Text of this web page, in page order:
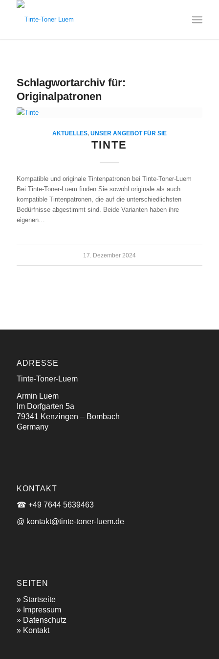
Schlagwortarchiv für:
Originalpatronen
AKTUELLES, UNSER ANGEBOT FÜR SIE
TINTE
Kompatible und originale Tintenpatronen bei Tinte-Toner-Luem
Bei Tinte-Toner-Luem finden Sie sowohl originale als auch
kompatible Tintenpatronen, die auf die unterschiedlichsten
Bedürfnisse abgestimmt sind. Beide Varianten haben ihre
eigenen…
17. Dezember 2024
ADRESSE
Tinte-Toner-Luem
Armin Luem
Im Dorfgarten 5a
79341 Kenzingen – Bombach
Germany
KONTAKT
☎ +49 7644 5639463
@ kontakt@tinte-toner-luem.de
SEITEN
» Startseite
» Impressum
» Datenschutz
» Kontakt